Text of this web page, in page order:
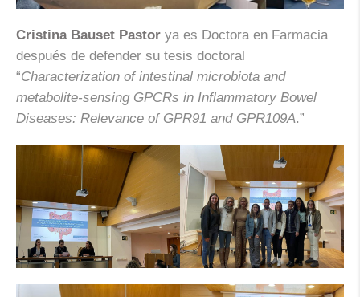
Cristina Bauset Pastor ya es Doctora en Farmacia
después de defender su tesis doctoral
“Characterization of intestinal microbiota and
metabolite-sensing GPCRs in Inflammatory Bowel
Diseases: Relevance of GPR91 and GPR109A.”